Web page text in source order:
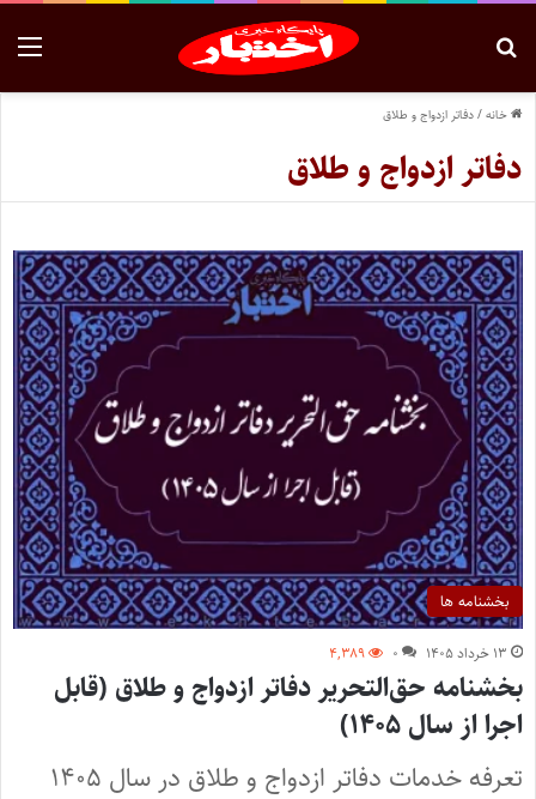
خانه/دفاتر ازدواج و طلاق
دفاتر ازدواج و طلاق
بخشنامه ها
۱۳ خرداد ۱۴۰۵ ۰ ۴,۳۸۹
بخشنامه حق‌التحریر دفاتر ازدواج و طلاق (قابل
اجرا از سال ۱۴۰۵)
تعرفه خدمات دفاتر ازدواج و طلاق در سال ۱۴۰۵